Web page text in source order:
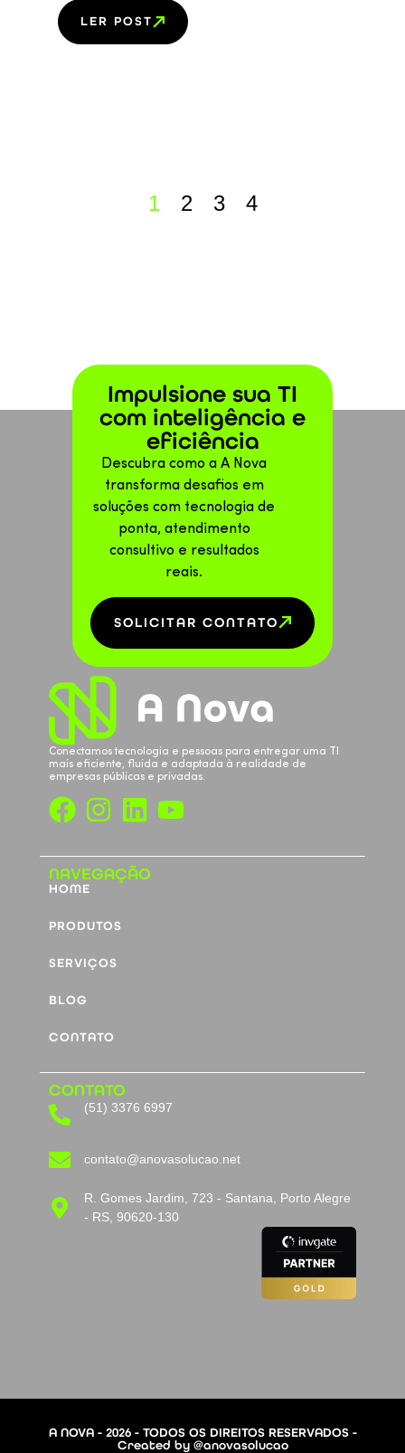
LER POST
1 2 3 4
Impulsione sua TI
com inteligência e
eficiência
Descubra como a A Nova
transforma desafios em
soluções com tecnologia de
ponta, atendimento
consultivo e resultados
reais.
SOLICITAR CONTATO
Conectamos tecnologia e pessoas para entregar uma TI
mais eficiente, fluida e adaptada à realidade de
empresas públicas e privadas.
NAVEGAÇÃO
HOME
PRODUTOS
SERVIÇOS
BLOG
CONTATO
CONTATO
(51) 3376 6997
contato@anovasolucao.net
R. Gomes Jardim, 723 - Santana, Porto Alegre
- RS, 90620-130
A NOVA - 2026 - TODOS OS DIREITOS RESERVADOS -
Created by @anovasolucao